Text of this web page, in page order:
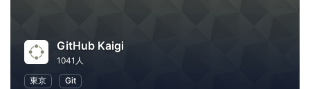
GitHub Kaigi
1041人
東京
Git